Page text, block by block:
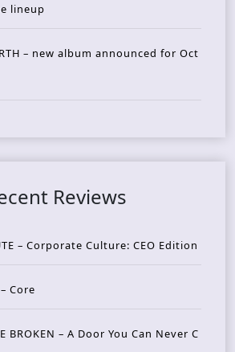
lineup
– new album announced for Oct
Reviews
– Corporate Culture: CEO Edition
Core
BROKEN – A Door You Can Never C